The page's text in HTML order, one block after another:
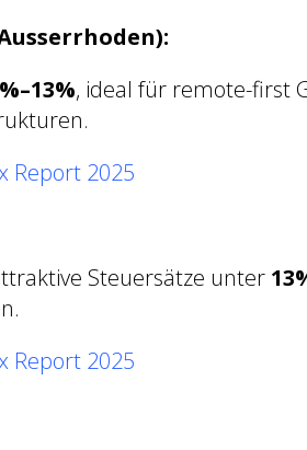
, ideal für remote-first
Report 2025
Steuersätze unter
Report 2025